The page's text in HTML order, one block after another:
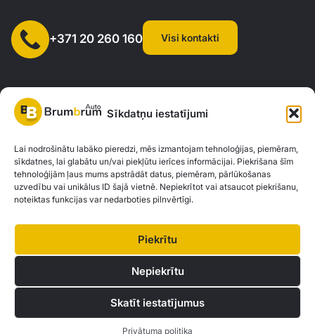
Sīkdatņu iestatījumi
Lai nodrošinātu labāko pieredzi, mēs izmantojam tehnoloģijas, piemēram,
sīkdatnes, lai glabātu un/vai piekļūtu ierīces informācijai. Piekrišana šīm
tehnoloģijām ļaus mums apstrādāt datus, piemēram, pārlūkošanas
uzvedību vai unikālus ID šajā vietnē. Nepiekrītot vai atsaucot piekrišanu,
noteiktas funkcijas var nedarboties pilnvērtīgi.
Piekrītu
Nepiekrītu
Skatīt iestatījumus
Privātuma politika
+371 20 260 160 Visi kontakti
SIA "AUTOCLICK", Reģ. Nr. 40203371960, Adrese: Mazjumpravas
iela 77, Rīga, LV-1063 |20260160
Privātuma politikaKontakti
Brum Brum Auto nav finanšu iestāde, bet sadarbojas ar vairākām bankām un
piedāvājam konsultācijas un atbalstu, lai atrastu vislabākos finanšu risinājumus,
kas atbilst jūsu individuālajām vajadzībām un iespējām.